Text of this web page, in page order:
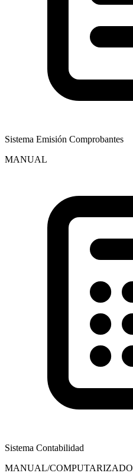
Sistema Emisión Comprobantes
MANUAL
Sistema Contabilidad
MANUAL/COMPUTARIZADO